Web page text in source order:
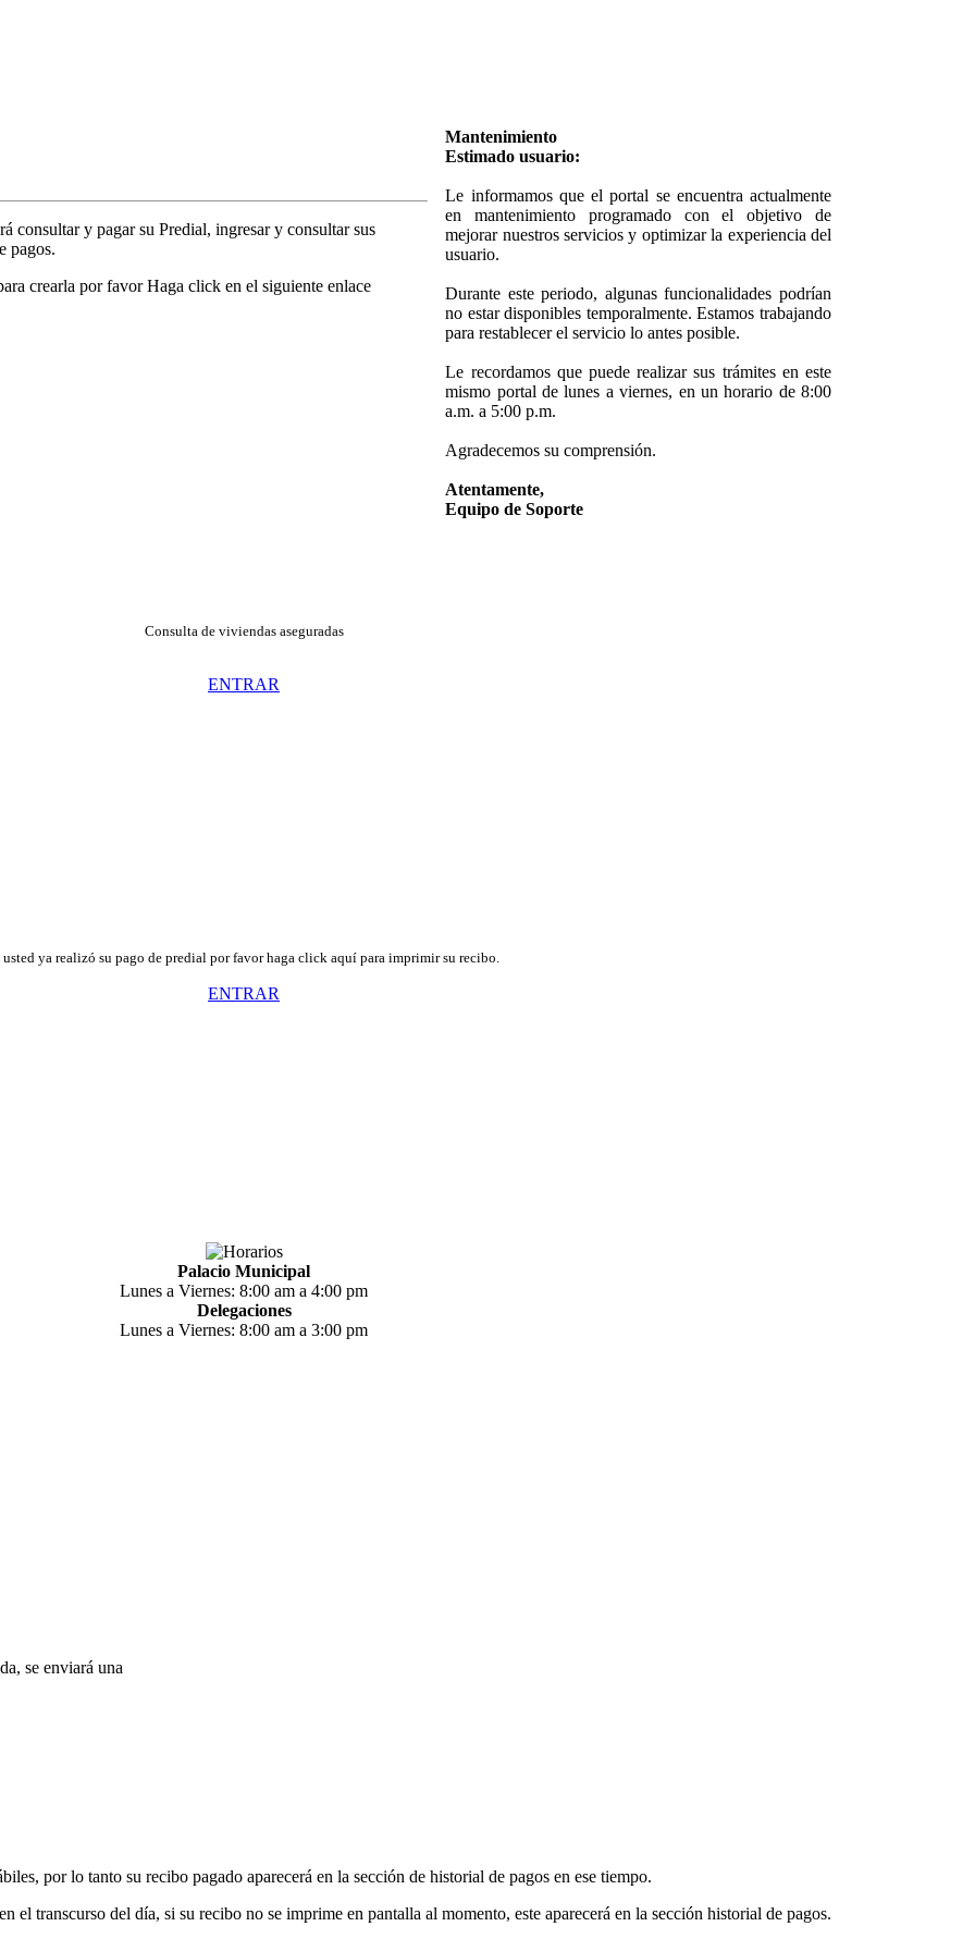
consultar y pagar su Predial, ingresar y consultar sus
pagos.
crearla por favor Haga click en el siguiente enlace
Mantenimiento
Estimado usuario:
Le informamos que el portal se encuentra actualmente
en mantenimiento programado con el objetivo de
mejorar nuestros servicios y optimizar la experiencia del
usuario.
Durante este periodo, algunas funcionalidades podrían
no estar disponibles temporalmente. Estamos trabajando
para restablecer el servicio lo antes posible.
Le recordamos que puede realizar sus trámites en este
mismo portal de lunes a viernes, en un horario de 8:00
a.m. a 5:00 p.m.
Agradecemos su comprensión.
Atentamente,
Equipo de Soporte
Consulta de viviendas aseguradas
ENTRAR
usted ya realizó su pago de predial por favor haga click aquí para imprimir su recibo.
ENTRAR
Palacio Municipal
Lunes a Viernes: 8:00 am a 4:00 pm
Delegaciones
Lunes a Viernes: 8:00 am a 3:00 pm
se enviará una
por lo tanto su recibo pagado aparecerá en la sección de historial de pagos en ese tiempo.
el transcurso del día, si su recibo no se imprime en pantalla al momento, este aparecerá en la sección historial de pagos.